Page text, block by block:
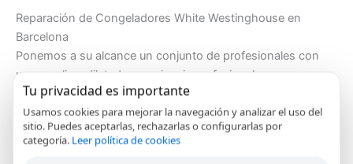
Reparación de Congeladores White Westinghouse en
Barcelona
Ponemos a su alcance un conjunto de profesionales con
una amplia y dilatada experiencia profesional en
lainstalacion y reparación de congeladores White
Westinghouse en Barcelona en un tiempo record.
Nuestro servicio tecnico de congeladores White
Westinghouse en Barcelona ofrece unos tiempos de
Tu privacidad es importante
Usamos cookies para mejorar la navegación y analizar el uso del
sitio. Puedes aceptarlas, rechazarlas o configurarlas por
categoría. Leer política de cookies